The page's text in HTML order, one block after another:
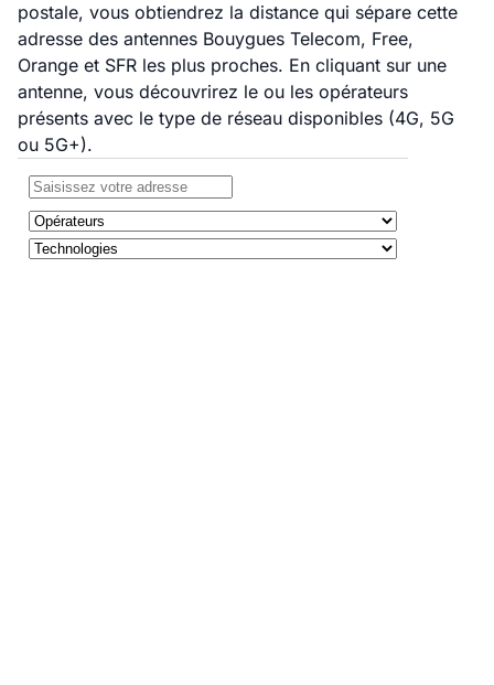
postale, vous obtiendrez la distance qui sépare cette
adresse des antennes Bouygues Telecom, Free,
Orange et SFR les plus proches. En cliquant sur une
antenne, vous découvrirez le ou les opérateurs
présents avec le type de réseau disponibles (4G, 5G
ou 5G+).